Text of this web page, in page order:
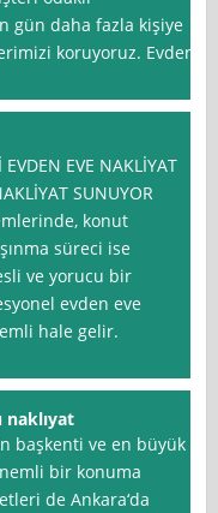
gün daha fazla kişiye
koruyoruz. Evden
EVE NAKLİYAT
SUNUYOR
konut
süreci ise
ve yorucu bir
evden eve
hale gelir.
naklıyat
başkenti ve en büyük
bir konuma
de Ankara‘da